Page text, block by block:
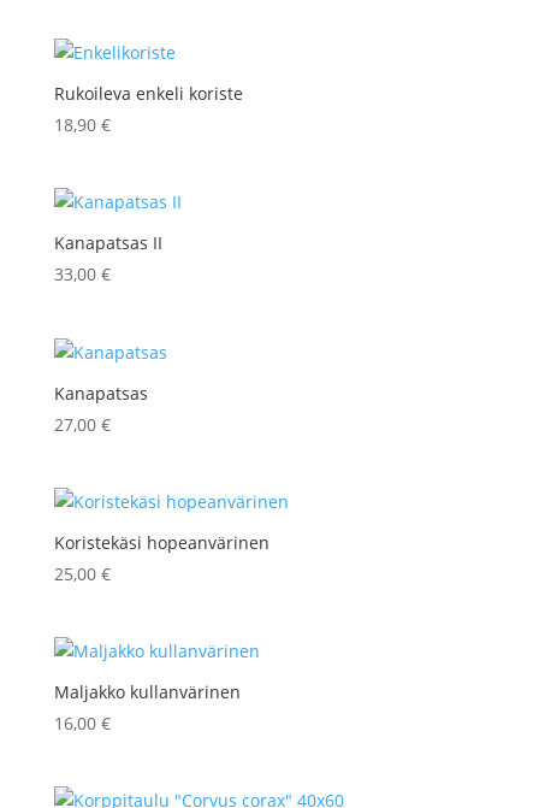
Rukoileva enkeli koriste
18,90 €
Kanapatsas II
33,00 €
Kanapatsas
27,00 €
Koristekäsi hopeanvärinen
25,00 €
Maljakko kullanvärinen
16,00 €